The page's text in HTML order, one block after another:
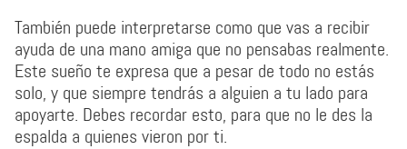
También puede interpretarse como que vas a recibir
ayuda de una mano amiga que no pensabas realmente.
Este sueño te expresa que a pesar de todo no estás
solo, y que siempre tendrás a alguien a tu lado para
apoyarte. Debes recordar esto, para que no le des la
espalda a quienes vieron por ti.